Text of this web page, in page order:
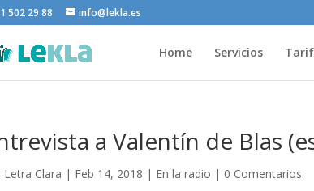
502 29 88 info@lekla.es
Home Servicios
a Valentín de Blas
Letra Clara | Feb 14, 2018 | En la radio | 0 Comentarios